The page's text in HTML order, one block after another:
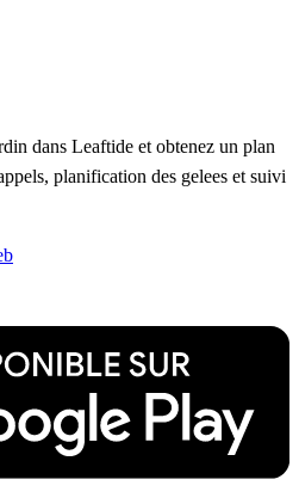
dans Leaftide et obtenez un plan
planification des gelees et suivi